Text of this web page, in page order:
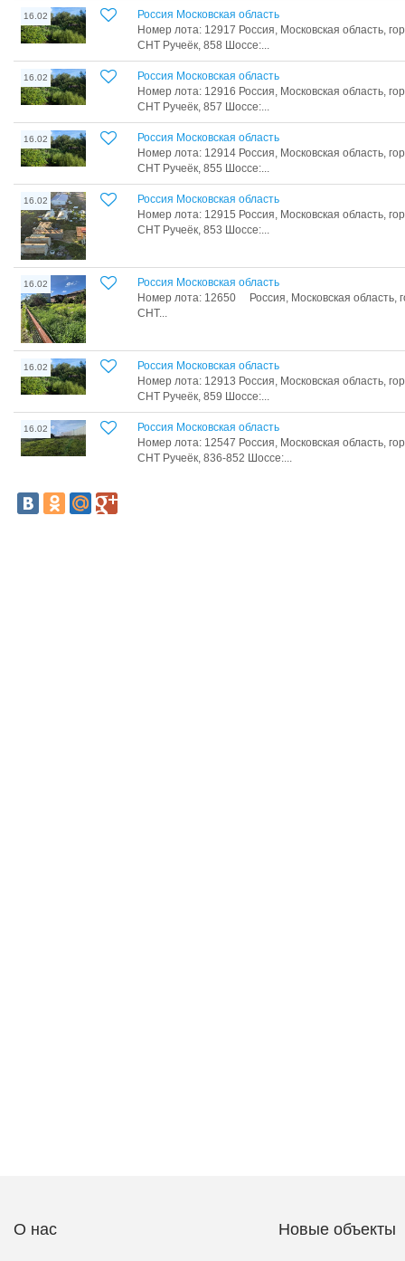
16.02
Россия Московская область
Номер лота: 12917 Россия, Московская область,
СНТ Ручеёк, 858 Шоссе:...
16.02
Россия Московская область
Номер лота: 12916 Россия, Московская область,
СНТ Ручеёк, 857 Шоссе:...
16.02
Россия Московская область
Номер лота: 12914 Россия, Московская область,
СНТ Ручеёк, 855 Шоссе:...
16.02
Россия Московская область
Номер лота: 12915 Россия, Московская область,
СНТ Ручеёк, 853 Шоссе:...
16.02
Россия Московская область
Номер лота: 12650 Россия, Московская область,
СНТ...
16.02
Россия Московская область
Номер лота: 12913 Россия, Московская область,
СНТ Ручеёк, 859 Шоссе:...
16.02
Россия Московская область
Номер лота: 12547 Россия, Московская область,
СНТ Ручеёк, 836-852 Шоссе:...
О нас Новые объекты